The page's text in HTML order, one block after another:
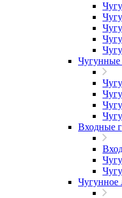
Чугунные
Входные
Чугунное